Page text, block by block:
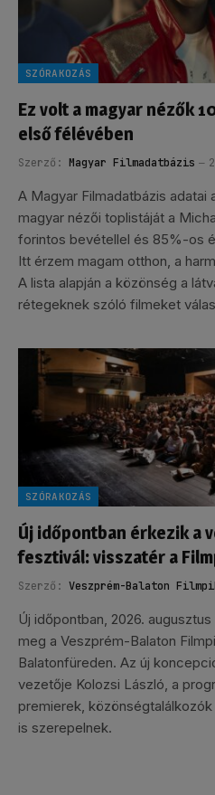
SZÓRAKOZÁS
Ez volt a magyar nézők
első félévében
Szerző: Magyar Filmadatbázis
A Magyar Filmadatbázis adatai
magyar nézői toplistáját a
forintos bevétellel és 85%-os
Itt érzem magam otthon, a
A lista alapján a közönség a
rétegeknek szóló filmeket
SZÓRAKOZÁS
Új időpontban érkezik a
fesztivál: visszatér a
Szerző: Veszprém-Balaton
Új időpontban, 2026.
meg a Veszprém-Balaton
Balatonfüreden. Az új
vezetője Kolozsi László, a
premierek,
is szerepelnek.